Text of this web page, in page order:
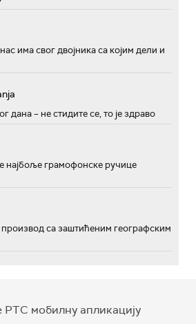
има свог двојника са којим дели и
дана – не стидите се, то је здраво
најбоље грамофонске ручице
са заштићеним географским
РТС мобилну апликацију